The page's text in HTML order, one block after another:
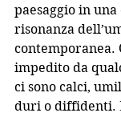
paesaggio in
risonanza
contemporanea.
impedito da
ci sono calci,
duri o diffidenti.